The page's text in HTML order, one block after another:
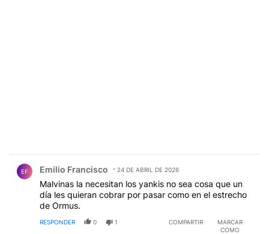
EF Emilio Francisco 24 DE ABRIL DE 2026
Malvinas la necesitan los yankis no sea cosa que un
día les quieran cobrar por pasar como en el estrecho
de Ormus.
RESPONDER 0 1 COMPARTIR
MARCAR
COMO